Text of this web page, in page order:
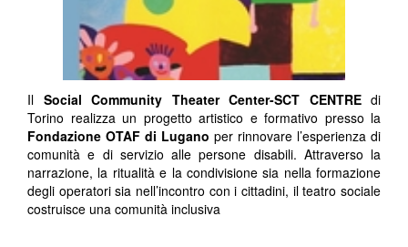
Il Social Community Theater Center-SCT CENTREdi
Torino realizza un progetto artistico e formativo presso la
Fondazione OTAF di Lugano per rinnovare l’esperienza di
comunità e di servizio alle persone disabili. Attraverso la
narrazione, la ritualità e la condivisione sia nella formazione
degli operatori sia nell’incontro con i cittadini, il teatro sociale
costruisce una comunità inclusiva